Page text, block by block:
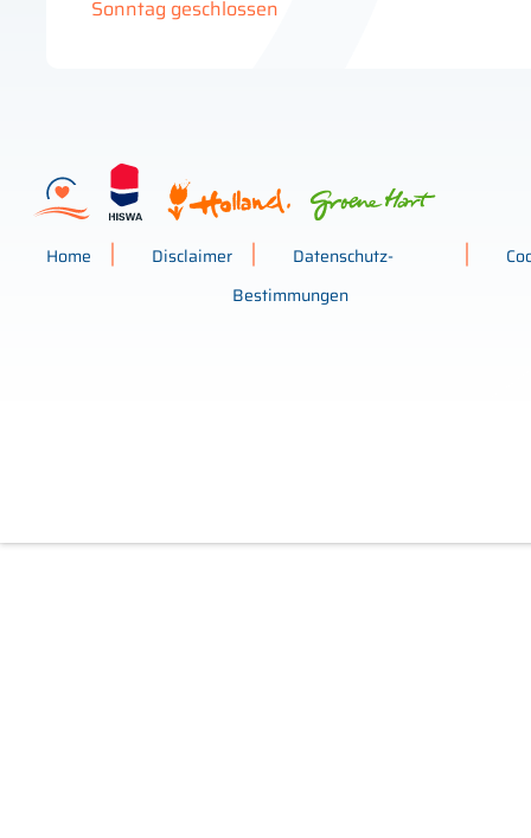
Sonntag geschlossen
Home Disclaimer
Datenschutz-
Bestimmungen